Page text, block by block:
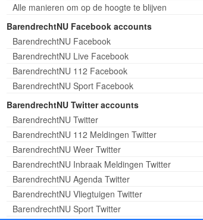
Alle manieren om op de hoogte te blijven
BarendrechtNU Facebook accounts
BarendrechtNU Facebook
BarendrechtNU Live Facebook
BarendrechtNU 112 Facebook
BarendrechtNU Sport Facebook
BarendrechtNU Twitter accounts
BarendrechtNU Twitter
BarendrechtNU 112 Meldingen Twitter
BarendrechtNU Weer Twitter
BarendrechtNU Inbraak Meldingen Twitter
BarendrechtNU Agenda Twitter
BarendrechtNU Vliegtuigen Twitter
BarendrechtNU Sport Twitter